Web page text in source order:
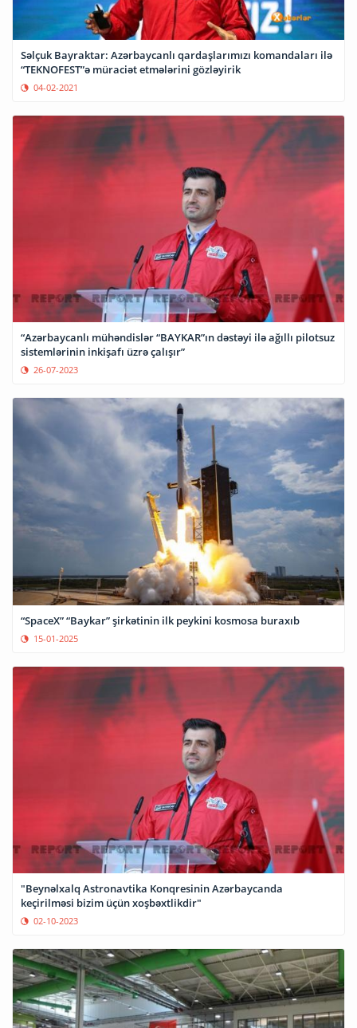
Səlçuk Bayraktar: Azərbaycanlı qardaşlarımızı komandaları ilə
“TEKNOFEST”ə müraciət etmələrini gözləyirik
04-02-2021
“Azərbaycanlı mühəndislər “BAYKAR”ın dəstəyi ilə ağıllı pilotsuz
sistemlərinin inkişafı üzrə çalışır”
26-07-2023
“SpaceX” “Baykar” şirkətinin ilk peykini kosmosa buraxıb
15-01-2025
"Beynəlxalq Astronavtika Konqresinin Azərbaycanda
keçirilməsi bizim üçün xoşbəxtlikdir"
02-10-2023